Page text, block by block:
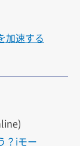
加速する
？iモー